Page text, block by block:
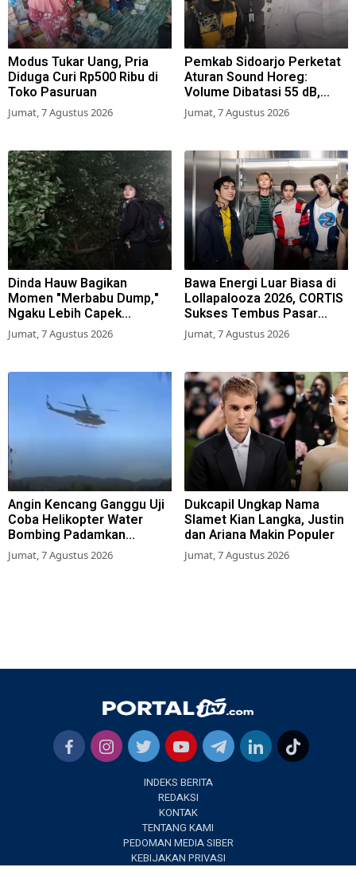
Modus Tukar Uang, Pria
Diduga Curi Rp500 Ribu di
Toko Pasuruan
Jumat, 7 Agustus 2026
Pemkab Sidoarjo Perketat
Aturan Sound Horeg:
Volume Dibatasi 55 dB,
Wajib Kantongi Izin
Jumat, 7 Agustus 2026
Dinda Hauw Bagikan
Momen "Merbabu Dump,"
Ngaku Lebih Capek
Dibanding Gunung Sumbing
Jumat, 7 Agustus 2026
Bawa Energi Luar Biasa di
Lollapalooza 2026, CORTIS
Sukses Tembus Pasar
Musik Global
Jumat, 7 Agustus 2026
Angin Kencang Ganggu Uji
Coba Helikopter Water
Bombing Padamkan
Kebakaran Bromo
Jumat, 7 Agustus 2026
Dukcapil Ungkap Nama
Slamet Kian Langka, Justin
dan Ariana Makin Populer
Jumat, 7 Agustus 2026
INDEKS BERITA
REDAKSI
KONTAK
TENTANG KAMI
PEDOMAN MEDIA SIBER
KEBIJAKAN PRIVASI